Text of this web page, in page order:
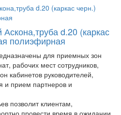
d.20 (каркас
полиэфирная
для приемных зон
рабочих мест сотрудников,
кабинетов руководителей,
и прием партнеров и
позволит клиентам,
провести время в ожидании,